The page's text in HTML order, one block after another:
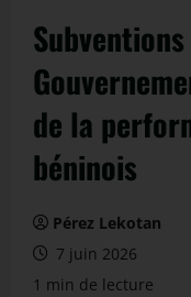
de la
béninois
Pérez Lekotan
7 juin 2026
1 min de lecture